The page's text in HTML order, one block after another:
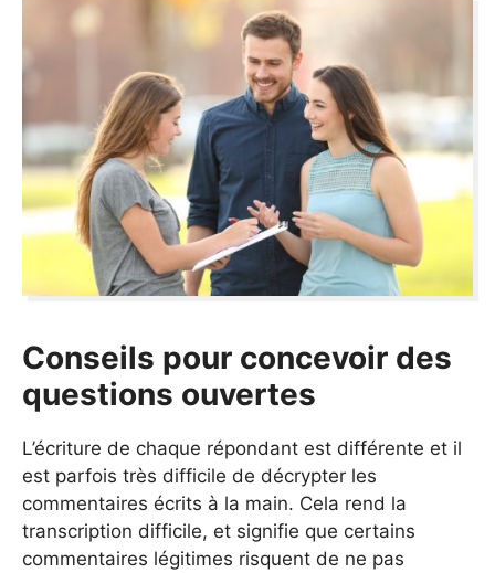
Conseils pour concevoir des
questions ouvertes
L’écriture de chaque répondant est différente et il
est parfois très difficile de décrypter les
commentaires écrits à la main. Cela rend la
transcription difficile, et signifie que certains
commentaires légitimes risquent de ne pas